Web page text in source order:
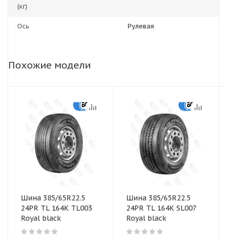
(кг)
Ось Рулевая
Похожие модели
Шина 385/65R22.5
24PR TL 164K TL003
Royal black
Шина 385/65R22.5
24PR TL 164K SL007
Royal black